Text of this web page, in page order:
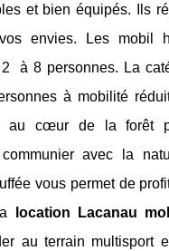
et bien équipés. Ils
envies. Les mobil
à 8 personnes. La
à mobilité
au cœur de la forêt
avec la
vous permet de
location Lacanau
au terrain multisport